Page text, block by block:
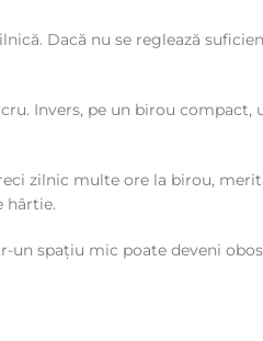
Dacă nu se reglează
Invers, pe un birou compact,
zilnic multe ore la birou,
hârtie.
un spațiu mic poate deveni